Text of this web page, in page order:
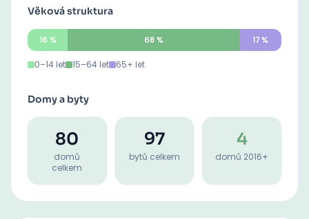
Věková struktura
16% 68% 17%
0–14 let 15–64 let 65+ let
Domy a byty
80
domů
celkem
97
bytů celkem
4
domů 2016+